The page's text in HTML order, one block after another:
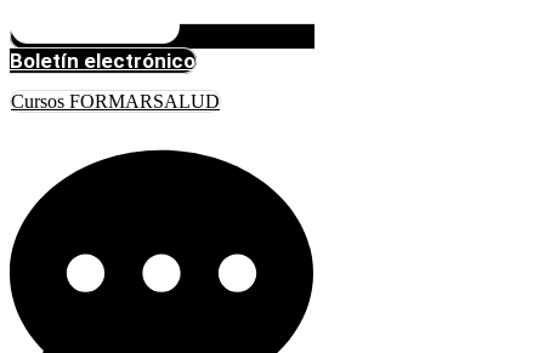
Boletín electrónico
Cursos FORMARSALUD